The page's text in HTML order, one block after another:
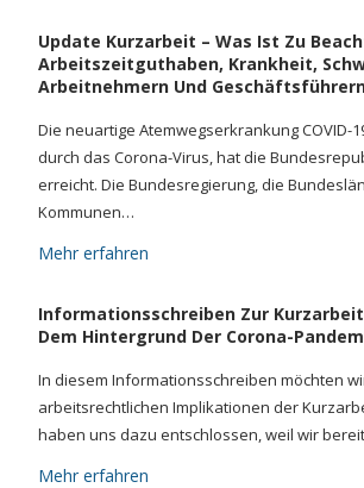
Update Kurzarbeit – Was Ist Zu
Arbeitszeitguthaben, Krankheit,
Arbeitnehmern Und
Die neuartige Atemwegserkrankung COVID-
durch das Corona-Virus, hat die
erreicht. Die Bundesregierung, die
Kommunen…
Mehr erfahren
Informationsschreiben Zur
Dem Hintergrund Der Corona-
In diesem Informationsschreiben möchten
arbeitsrechtlichen Implikationen der
haben uns dazu entschlossen, weil wir
Mehr erfahren